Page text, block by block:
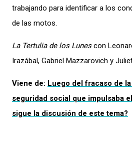
trabajando para identificar a los
de las motos.
La Tertulia de los Lunescon
Irazábal, Gabriel Mazzarovich y
Viene de: Luego delfracaso de
seguridad social que impulsaba
sigue la discusión de este tema?